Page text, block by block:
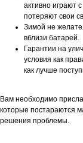
активно играют
потеряют свои
Зимой не
вблизи батарей.
Гарантии на
условия как
как лучше
Вам необходимо
которые постараются
решения проблемы.